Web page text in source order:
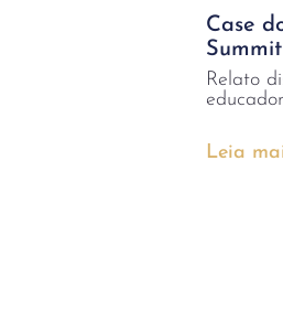
Case
Relato
Leia